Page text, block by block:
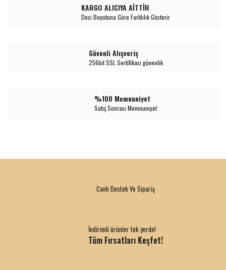
KARGO ALICIYA AİTTİR
Desi Boyutuna Göre Farklılık Gösterir
Güvenli Alışveriş
256bit SSL Sertifikası güvenlik
%100 Memnuniyet
Satış Sonrası Memnuniyet
Canlı Destek Ve Sipariş
İndirimli ürünler tek yerde!
Tüm Fırsatları Keşfet!